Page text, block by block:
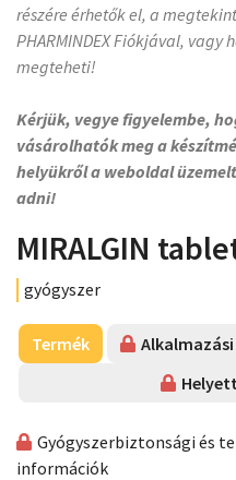
részére érhetők el, a
PHARMINDEX Fiókjával, vagy
megteheti!
Kérjük, vegye figyelembe,
vásárolhatók meg a
helyükről a weboldal
adni!
MIRALGIN
gyógyszer
Termék
Gyógyszerbiztonsági és
információk